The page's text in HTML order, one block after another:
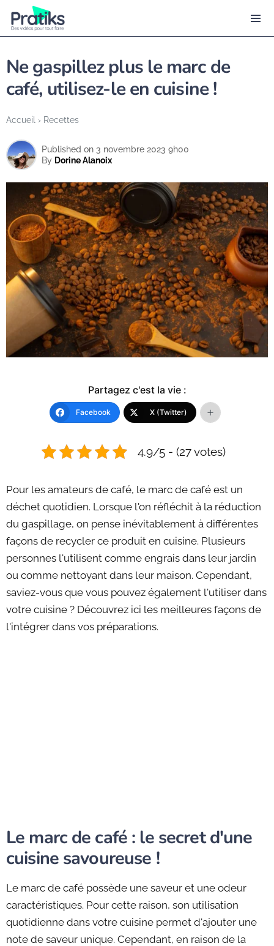
Accueil › Recettes
Ne gaspillez plus le marc de
café, utilisez-le en cuisine !
By Dorine Alanoix
Published on 3 novembre 2023 9h00
Partagez c'est la vie :
Facebook X (Twitter)
4.9/5 - (27 votes)
Pour les amateurs de café, le marc de café est un
déchet quotidien. Lorsque l'on réfléchit à la réduction
du gaspillage, on pense inévitablement à différentes
façons de recycler ce produit en cuisine. Plusieurs
personnes l'utilisent comme engrais dans leur jardin
ou comme nettoyant dans leur maison. Cependant,
saviez-vous que vous pouvez également l'utiliser dans
votre cuisine ? Découvrez ici les meilleures façons de
l'intégrer dans vos préparations.
Le marc de café : le secret d'une
cuisine savoureuse !
Le marc de café possède une saveur et une odeur
caractéristiques. Pour cette raison, son utilisation
quotidienne dans votre cuisine permet d'ajouter une
note de saveur unique. Cependant, en raison de la